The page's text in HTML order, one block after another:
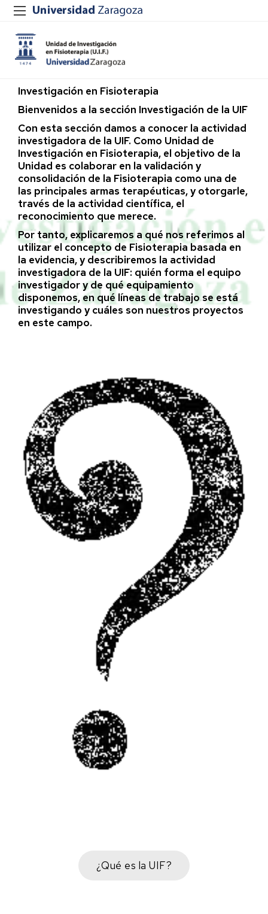
Investigación en Fisioterapia
Bienvenidos a la sección Investigación de la UIF
Con esta sección damos a conocer la actividad
investigadora de la UIF. Como Unidad de
Investigación en Fisioterapia, el objetivo de la
Unidad es colaborar en la validación y
consolidación de la Fisioterapia como una de
las principales armas terapéuticas, y otorgarle,
través de la actividad científica, el
reconocimiento que merece.
Por tanto, explicaremos a qué nos referimos al
utilizar el concepto de Fisioterapia basada en
la evidencia, y describiremos la actividad
investigadora de la UIF: quién forma el equipo
investigador y de qué equipamiento
disponemos, en qué líneas de trabajo se está
investigando y cuáles son nuestros proyectos
en este campo.
¿Qué es la UIF?